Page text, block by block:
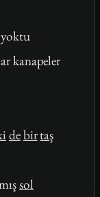
kanapeler
debirtaş
sol